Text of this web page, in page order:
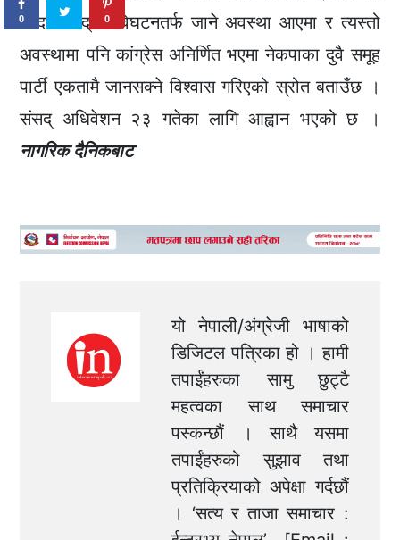
जाँदा संसद् नै विघटनतर्फ जाने अवस्था आएमा र त्यस्तो
अवस्थामा पनि कांग्रेस अनिर्णित भएमा नेकपाका दुवै समूह
पार्टी एकतामै जानसक्ने विश्वास गरिएको स्रोत बताउँछ ।
संसद् अधिवेशन २३ गतेका लागि आह्वान भएको छ ।
नागरिक दैनिकबाट
यो नेपाली/अंग्रेजी भाषाको
डिजिटल पत्रिका हो । हामी
तपाईंहरुका सामु छुट्टै
महत्वका साथ समाचार
पस्कन्छौं । साथै यसमा
तपाईंहरुको सुझाव तथा
प्रतिक्रियाको अपेक्षा गर्दछौं
। ‘सत्य र ताजा समाचार :
0 0